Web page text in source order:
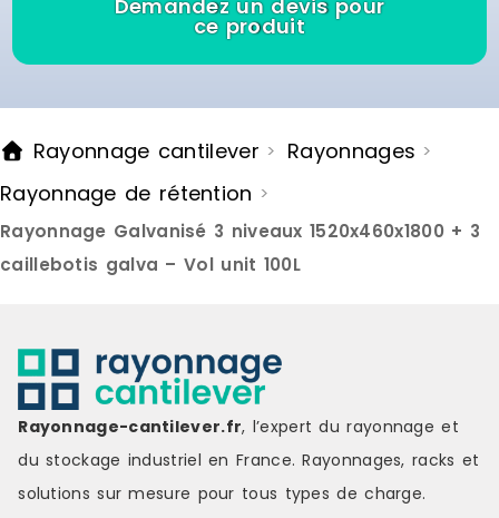
Demandez un devis pour
ce produit
Rayonnage cantilever > Rayonnages >
Rayonnage de rétention >
Rayonnage Galvanisé 3 niveaux 1520x460x1800 + 3
caillebotis galva – Vol unit 100L
Rayonnage-cantilever.fr, l’expert du rayonnage et
du stockage industriel en France. Rayonnages, racks et
solutions sur mesure pour tous types de charge.